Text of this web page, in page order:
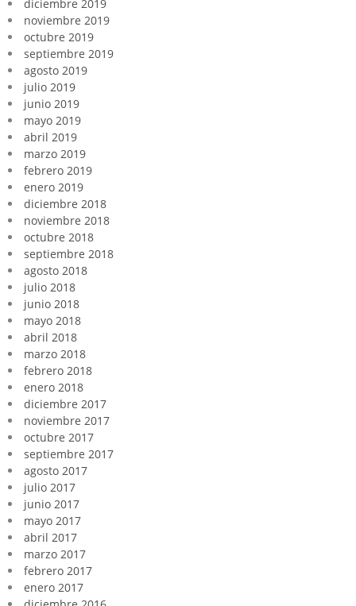
diciembre 2019
noviembre 2019
octubre 2019
septiembre 2019
agosto 2019
julio 2019
junio 2019
mayo 2019
abril 2019
marzo 2019
febrero 2019
enero 2019
diciembre 2018
noviembre 2018
octubre 2018
septiembre 2018
agosto 2018
julio 2018
junio 2018
mayo 2018
abril 2018
marzo 2018
febrero 2018
enero 2018
diciembre 2017
noviembre 2017
octubre 2017
septiembre 2017
agosto 2017
julio 2017
junio 2017
mayo 2017
abril 2017
marzo 2017
febrero 2017
enero 2017